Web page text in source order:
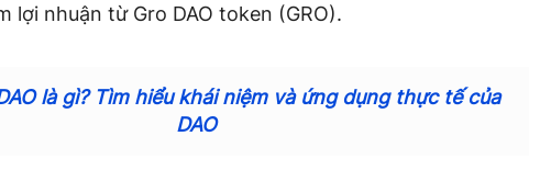
lợi nhuận từ Gro DAO token (GRO).
là gì? Tìm hiểu khái niệm và ứng dụng thực tế của
DAO